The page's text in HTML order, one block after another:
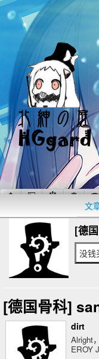
文
[德
没钱
[德国骨科]
dirt
Alright
EROY